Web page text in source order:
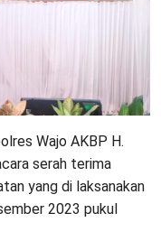
Wajo AKBP H.
serah terima
yang di laksanakan
2023 pukul